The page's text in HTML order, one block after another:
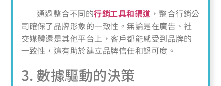
通過整合不同的行銷工具和渠道 ，整合行銷公
司確保了品牌形象的一致性。無論是在廣告、社
交媒體還是其他平台上，客戶都能感受到品牌的
一致性，這有助於建立品牌信任和認可度。
3. 數據驅動的決策